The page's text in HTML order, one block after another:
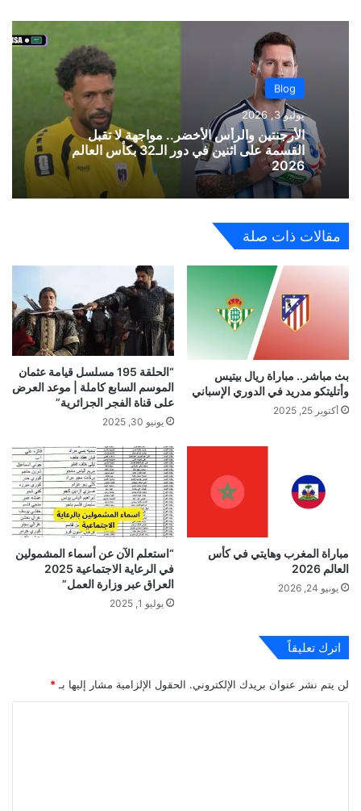
Blog
يوليو 3, 2026
الأرجنتين والرأس الأخضر.. مواجهة لا تقبل
القسمة على اثنين في دور الـ32 بكأس العالم
2026
مقالات ذات صلة
بث مباشر.. مباراة ريال بيتيس
وأتليتكو مدريد في الدوري الإسباني
أكتوبر 25, 2025
“الحلقة 195 مسلسل قيامة عثمان
الموسم السابع كاملة | موعد العرض
على قناة الفجر الجزائرية”
يونيو 30, 2025
مباراة المغرب وهايتي في كأس
العالم 2026
يونيو 24, 2026
“استعلم الآن عن أسماء المشمولين
في الرعاية الاجتماعية 2025
العراق عبر وزارة العمل”
يوليو 1, 2025
اترك تعليقاً
لن يتم نشر عنوان بريدك الإلكتروني. الحقول الإلزامية مشار إليها بـ *